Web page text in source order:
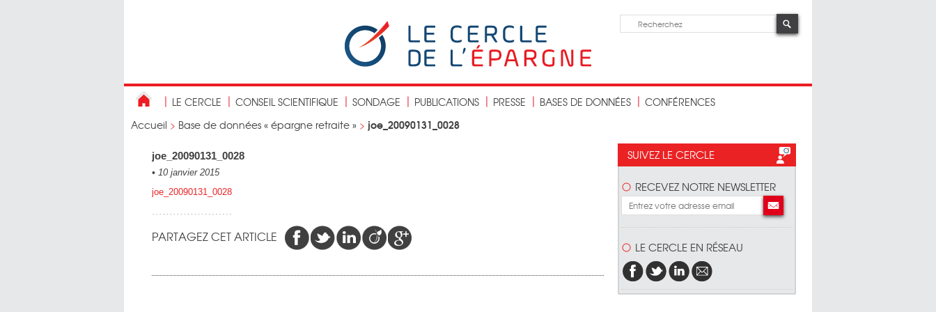
LE CERCLE CONSEIL SCIENTIFIQUE SONDAGE PUBLICATIONS PRESSE BASES DE DONNÉES
CONFÉRENCES
Accueil > Base de données « épargne retraite » > joe_20090131_0028
joe_20090131_0028
• 10 janvier 2015
joe_20090131_0028
PARTAGEZ CET ARTICLE
SUIVEZ LE CERCLE
RECEVEZ NOTRE NEWSLETTER
LE CERCLE EN RÉSEAU